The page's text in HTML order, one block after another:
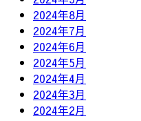
2024年8月
2024年7月
2024年6月
2024年5月
2024年4月
2024年3月
2024年2月